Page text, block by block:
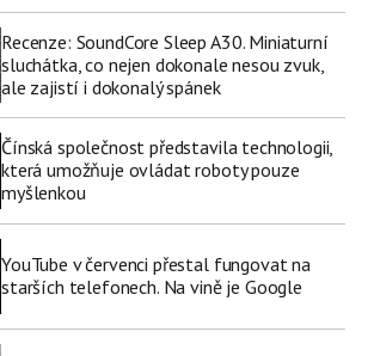
Recenze: SoundCore Sleep A30. Miniaturní
sluchátka, co nejen dokonale nesou zvuk,
ale zajistí i dokonalý spánek
Čínská společnost představila technologii,
která umožňuje ovládat roboty pouze
myšlenkou
YouTube v červenci přestal fungovat na
starších telefonech. Na vině je Google